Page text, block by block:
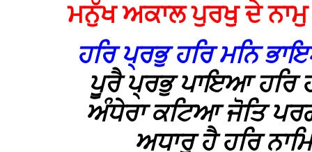
ਮਨੁੱਖ ਅਕਾਲ ਪੁਰਖੁ ਦੇ ਨਾਮੁ
ਹਰਿ ਪ੍ਰਭੁ ਹਰਿ ਮਨਿ
ਪੂਰੈ ਪ੍ਰਭੁ ਪਾਇਆ ਹਰਿ
ਅੰਧੇਰਾ ਕਟਿਆ ਜੋਤਿ
ਅਧਾਰੁ ਹੈ ਹਰਿ